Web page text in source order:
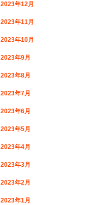
2023年12月
2023年11月
2023年10月
2023年9月
2023年8月
2023年7月
2023年6月
2023年5月
2023年4月
2023年3月
2023年2月
2023年1月